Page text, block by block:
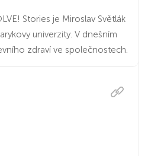
Stories je Miroslav Světlák
univerzity. V dnešním
zdraví ve společnostech.